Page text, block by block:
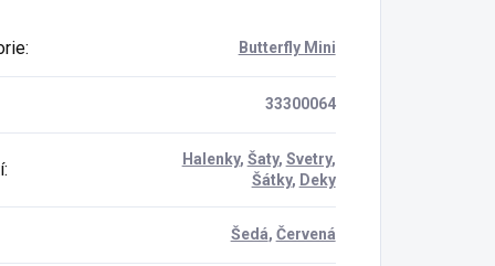
: Butterfly Mini
33300064
: Halenky, Šaty, Svetry,
Šátky, Deky
Šedá, Červená